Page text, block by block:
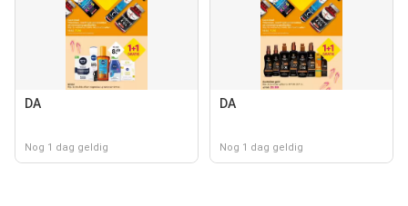
DA
Nog 1 dag geldig
DA
Nog 1 dag geldig